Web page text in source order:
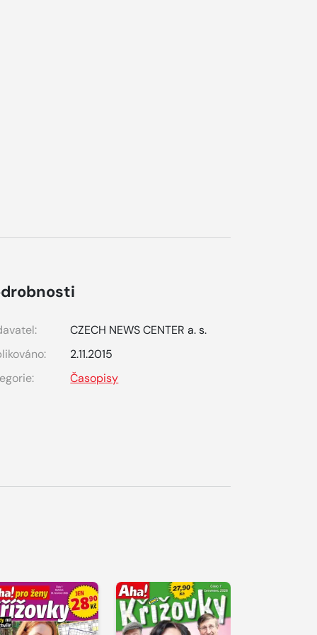
CZECH NEWS CENTER a. s.
2.11.2015
Časopisy